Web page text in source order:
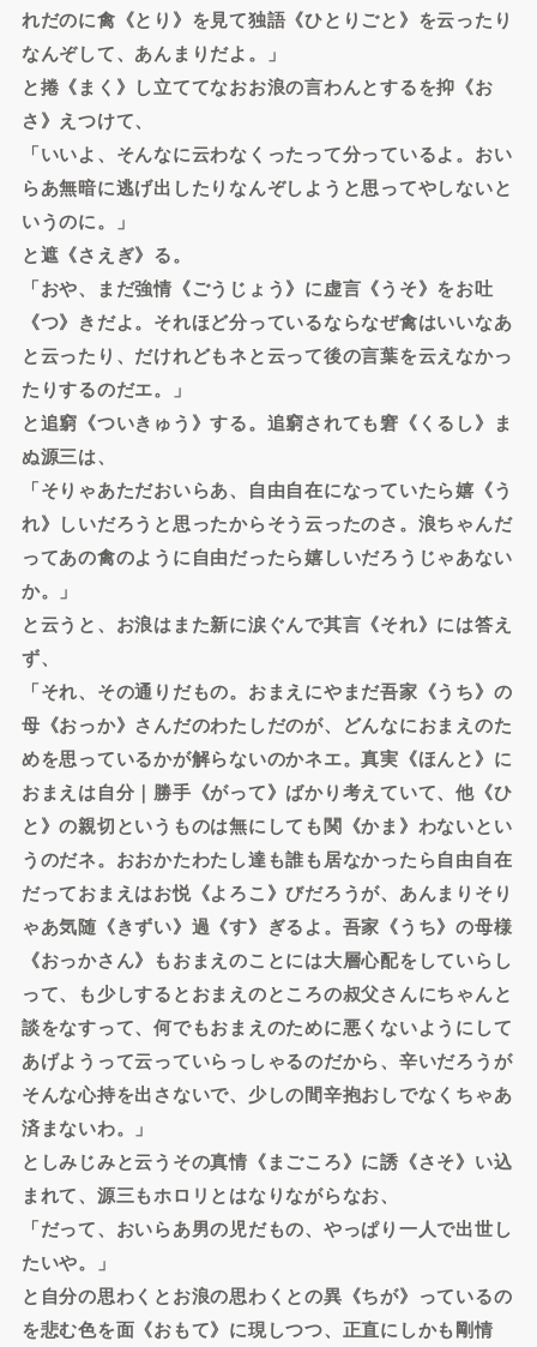
れだのに禽《とり》を見て独語《ひとりごと》を云ったり
なんぞして、あんまりだよ。」
と捲《まく》し立ててなおお浪の言わんとするを抑《お
さ》えつけて、
「いいよ、そんなに云わなくったって分っているよ。おい
らあ無暗に逃げ出したりなんぞしようと思ってやしないと
いうのに。」
と遮《さえぎ》る。
「おや、まだ強情《ごうじょう》に虚言《うそ》をお吐
《つ》きだよ。それほど分っているならなぜ禽はいいなあ
と云ったり、だけれどもネと云って後の言葉を云えなかっ
たりするのだエ。」
と追窮《ついきゅう》する。追窮されても窘《くるし》ま
ぬ源三は、
「そりゃあただおいらあ、自由自在になっていたら嬉《う
れ》しいだろうと思ったからそう云ったのさ。浪ちゃんだ
ってあの禽のように自由だったら嬉しいだろうじゃあない
か。」
と云うと、お浪はまた新に涙ぐんで其言《それ》には答え
ず、
「それ、その通りだもの。おまえにやまだ吾家《うち》の
母《おっか》さんだのわたしだのが、どんなにおまえのた
めを思っているかが解らないのかネエ。真実《ほんと》に
おまえは自分｜勝手《がって》ばかり考えていて、他《ひ
と》の親切というものは無にしても関《かま》わないとい
うのだネ。おおかたわたし達も誰も居なかったら自由自在
だっておまえはお悦《よろこ》びだろうが、あんまりそり
ゃあ気随《きずい》過《す》ぎるよ。吾家《うち》の母様
《おっかさん》もおまえのことには大層心配をしていらし
って、も少しするとおまえのところの叔父さんにちゃんと
談をなすって、何でもおまえのために悪くないようにして
あげようって云っていらっしゃるのだから、辛いだろうが
そんな心持を出さないで、少しの間辛抱おしでなくちゃあ
済まないわ。」
としみじみと云うその真情《まごころ》に誘《さそ》い込
まれて、源三もホロリとはなりながらなお、
「だって、おいらあ男の児だもの、やっぱり一人で出世し
たいや。」
と自分の思わくとお浪の思わくとの異《ちが》っているの
を悲む色を面《おもて》に現しつつ、正直にしかも剛情